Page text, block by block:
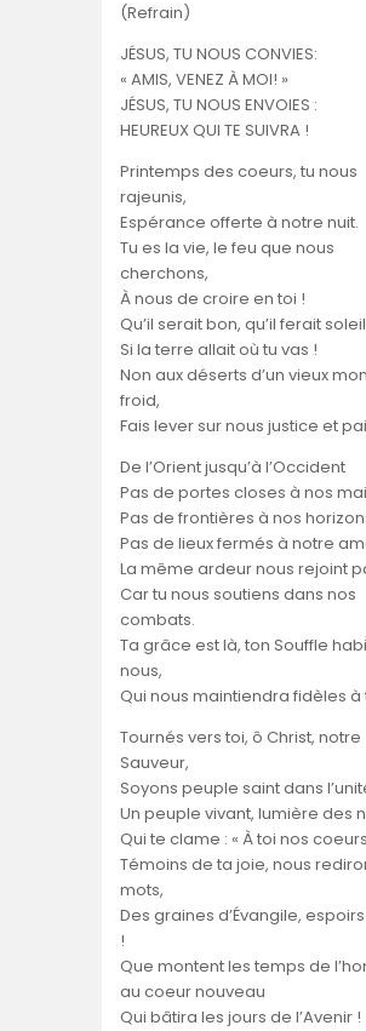
(Refrain)
JÉSUS, TU NOUS CONVIES:
« AMIS, VENEZ À MOI! »
JÉSUS, TU NOUS ENVOIES :
HEUREUX QUI TE SUIVRA !
Printemps des coeurs, tu nous
rajeunis,
Espérance offerte à notre nuit.
Tu es la vie, le feu que nous
cherchons,
À nous de croire en toi !
Qu’il serait bon, qu’il ferait soleil
Si la terre allait où tu vas !
Non aux déserts d’un vieux
froid,
Fais lever sur nous justice et
De l’Orient jusqu’à l’Occident
Pas de portes closes à nos
Pas de frontières à nos
Pas de lieux fermés à notre
La même ardeur nous rejoint
Car tu nous soutiens dans nos
combats.
Ta grâce est là, ton Souffle
nous,
Qui nous maintiendra fidèles à
Tournés vers toi, ô Christ, notre
Sauveur,
Soyons peuple saint dans
Un peuple vivant, lumière des
Qui te clame : « À toi nos
Témoins de ta joie, nous
mots,
Des graines d’Évangile,
!
Que montent les temps de
au coeur nouveau
Qui bâtira les jours de l’Avenir !